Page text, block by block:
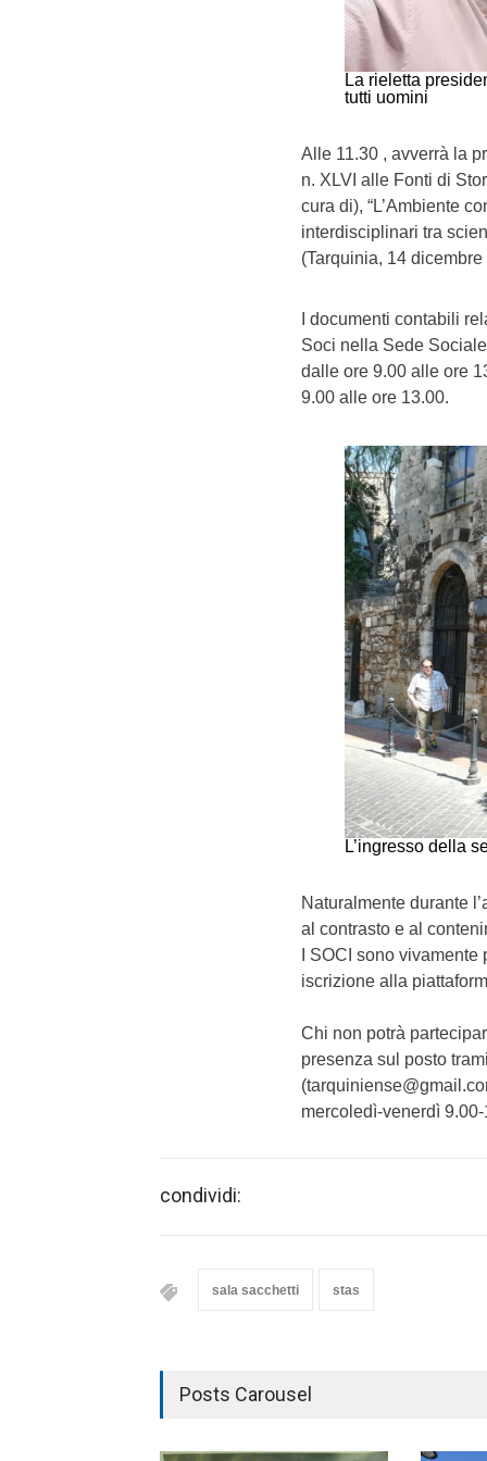
La rieletta
tutti uomini
Alle 11.30 , avverrà la
n. XLVI alle Fonti di
cura di), “L’Ambiente
interdisciplinari tra
(Tarquinia, 14
I documenti contabili
Soci nella Sede
dalle ore 9.00 alle ore
9.00 alle ore 13.00.
L’ingresso della
Naturalmente durante
al contrasto e al
I SOCI sono
iscrizione alla
Chi non potrà
presenza sul posto
mercoledì-venerdì
condividi:
sala sacchetti stas
Posts Carousel